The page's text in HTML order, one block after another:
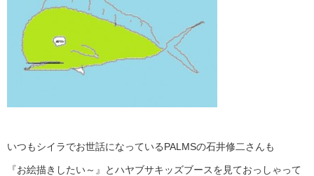
いつもシイラでお世話になっているPALMSの石井修二さんも
『お絵描きしたい～』とハヤブサキッズブースを見ておっしゃって